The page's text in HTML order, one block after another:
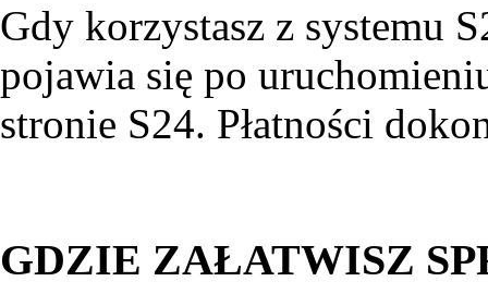
Gdy korzystasz z systemu
pojawia się po
stronie S24. Płatności
GDZIE ZAŁATWISZ